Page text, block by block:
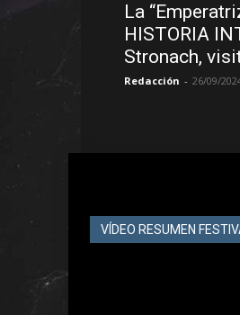
La
HISTORIA
Stronach,
Redacción - 26/09/
VÍDEO RESUMEN